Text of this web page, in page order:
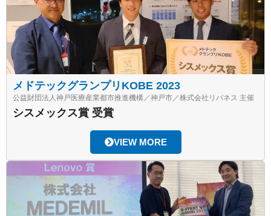
メドテックグランプリKOBE 2023
公益財団法人神戸医療産業都市推進機構／神戸市／株式会社リバネス 主催
シスメックス賞 受賞
VIEW MORE